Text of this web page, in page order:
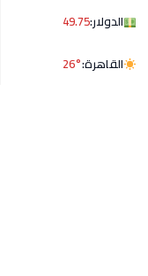
الدولار:49.75
القاهرة:26°